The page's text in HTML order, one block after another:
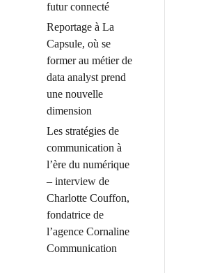
futur connecté
Reportage à La
Capsule, où se
former au métier de
data analyst prend
une nouvelle
dimension
Les stratégies de
communication à
l’ère du numérique
– interview de
Charlotte Couffon,
fondatrice de
l’agence Cornaline
Communication